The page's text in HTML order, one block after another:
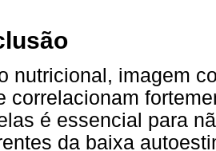
nutricional, imagem
correlacionam
é essencial para
da baixa